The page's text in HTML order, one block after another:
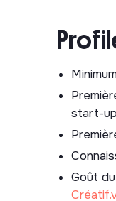
Qualité
réseau
Achat
start-
Goût